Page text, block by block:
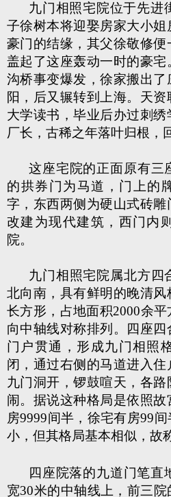
九门相照宅院位于先进
子徐树本将迎娶房家大小
豪门的结缘，其父徐敬修便
盖起了这座轰动一时的豪
沟桥事变爆发，徐家搬出
阳，后又辗转到上海。天
大学读书，毕业后办过刺
厂长，古稀之年落叶归根，
这座宅院的正面原有三
的拱券门为马道，门上的
字，东西两侧为硬山式砖
改建为现代建筑，西门内
院。
九门相照宅院属北方四
北向南，具有鲜明的晚清
长方形，占地面积2000余
向中轴线对称排列。四座四
门户贯通，形成九门相照
闭，通过右侧的马道进入住
九门洞开，锣鼓喧天，各
闹。据说这种格局是依照
房9999间半，徐宅有房99
小，但其格局基本相似，故
四座院落的九道门笔直
宽30米的中轴线上，前三